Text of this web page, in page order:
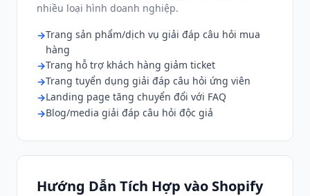
nhiều loại hình doanh nghiệp.
Trang sản phẩm/dịch vụ giải đáp câu hỏi mua
hàng
Trang hỗ trợ khách hàng giảm ticket
Trang tuyển dụng giải đáp câu hỏi ứng viên
Landing page tăng chuyển đổi với FAQ
Blog/media giải đáp câu hỏi độc giả
Hướng Dẫn Tích Hợp vào Shopify